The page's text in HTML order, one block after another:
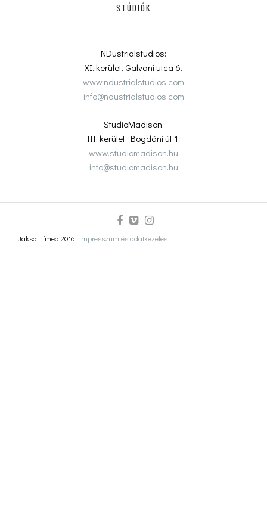
STÚDIÓK
NDustrialstudios:
XI. kerület. Galvani utca 6.
www.ndustrialstudios.com
info@ndustrialstudios.com
StudioMadison:
III. kerület. Bogdáni út 1.
www.studiomadison.hu
info@studiomadison.hu
Jaksa Tímea 2016. Impresszum és adatkezelés